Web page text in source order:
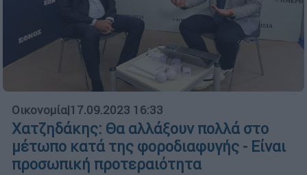
Οικονομία|17.09.2023 16:33
Χατζηδάκης: Θα αλλάξουν πολλά στο
μέτωπο κατά της φοροδιαφυγής - Είναι
προσωπική προτεραιότητα